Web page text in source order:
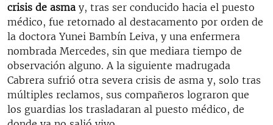
crisis de asma y, tras ser conducido hacia el puesto
médico, fue retornado al destacamento por orden de
la doctora Yunei Bambín Leiva, y una enfermera
nombrada Mercedes, sin que mediara tiempo de
observación alguno. A la siguiente madrugada
Cabrera sufrió otra severa crisis de asma y, solo tras
múltiples reclamos, sus compañeros lograron que
los guardias los trasladaran al puesto médico, de